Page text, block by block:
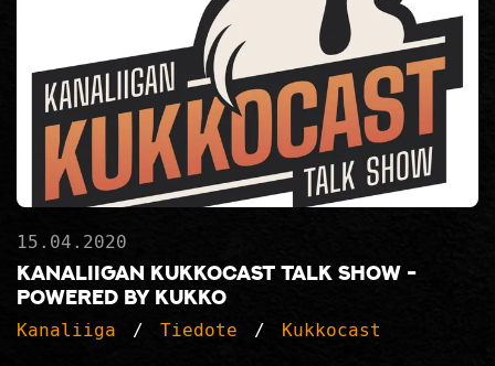
15.04.2020
Kanaliigan Kukkocast Talk Show -
Powered by Kukko
Kanaliiga Tiedote Kukkocast